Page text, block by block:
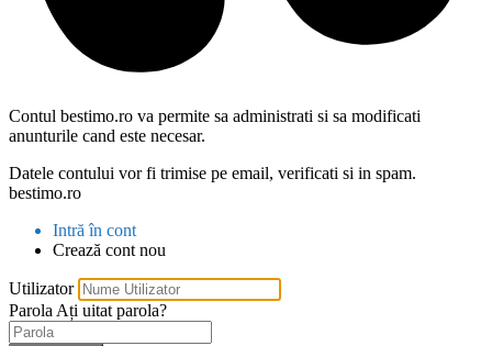
Contul bestimo.ro va permite sa administrati si sa modificati
anunturile cand este necesar.
Datele contului vor fi trimise pe email, verificati si in spam.
bestimo.ro
Intră în cont
Crează cont nou
Utilizator
Parola Ați uitat parola?